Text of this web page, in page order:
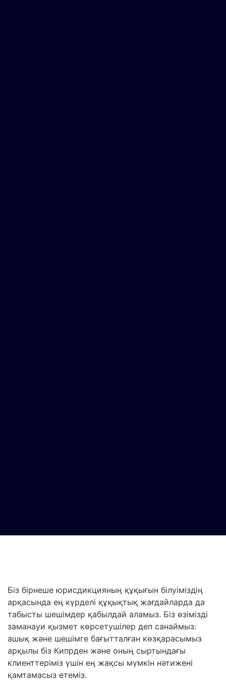
Біз бірнеше юрисдикцияның құқығын білуіміздің
арқасында ең күрделі құқықтық жағдайларда да
табысты шешімдер қабылдай аламыз. Біз өзімізді
заманауи қызмет көрсетушілер деп санаймыз:
ашық және шешімге бағытталған көзқарасымыз
арқылы біз Кипрден және оның сыртындағы
клиенттеріміз үшін ең жақсы мүмкін нәтижені
қамтамасыз етеміз.